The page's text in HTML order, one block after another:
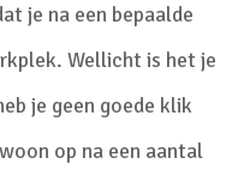
je na een bepaalde
Wellicht is het je
je geen goede klik
op na een aantal